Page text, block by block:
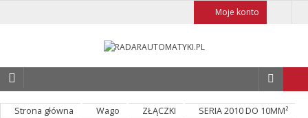
Moje konto
Strona główna Wago ZŁĄCZKI
SERIA 2010 DO 10MM²